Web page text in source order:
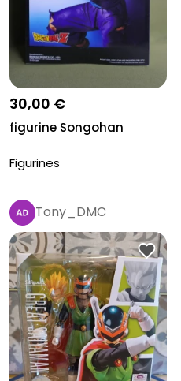
30,00 €
figurine Songohan
Figurines
Tony_DMC